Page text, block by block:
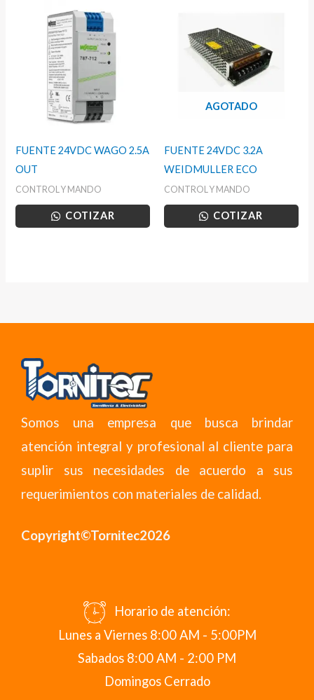
FUENTE 24VDC WAGO 2.5A
OUT
CONTROL Y MANDO
COTIZAR
AGOTADO
FUENTE 24VDC 3.2A
WEIDMULLER ECO
CONTROL Y MANDO
COTIZAR
Somos una empresa que busca brindar
atención integral y profesional al cliente para
suplir sus necesidades de acuerdo a sus
requerimientos con materiales de calidad.
Copyright©Tornitec2026
Horario de atención:
Lunes a Viernes 8:00 AM - 5:00PM
Sabados 8:00 AM - 2:00 PM
Domingos Cerrado